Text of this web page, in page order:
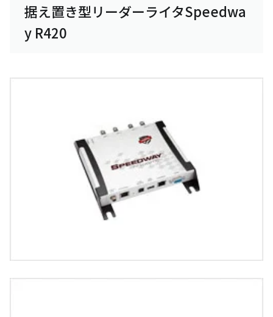
据え置き型リーダーライタSpeedwa
y R420